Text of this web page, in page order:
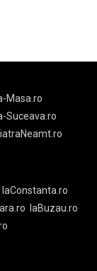
Masa.ro
Suceava.ro
laConstanta.ro
laBuzau.ro